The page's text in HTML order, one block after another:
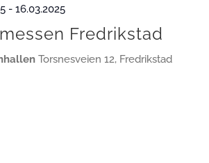
- 16.03.2025
Fredrikstad
Torsnesveien 12, Fredrikstad